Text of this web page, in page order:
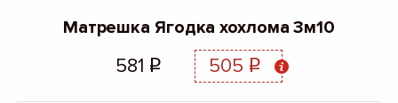
Матрешка Ягодка хохлома 3м10
581 q 505 q